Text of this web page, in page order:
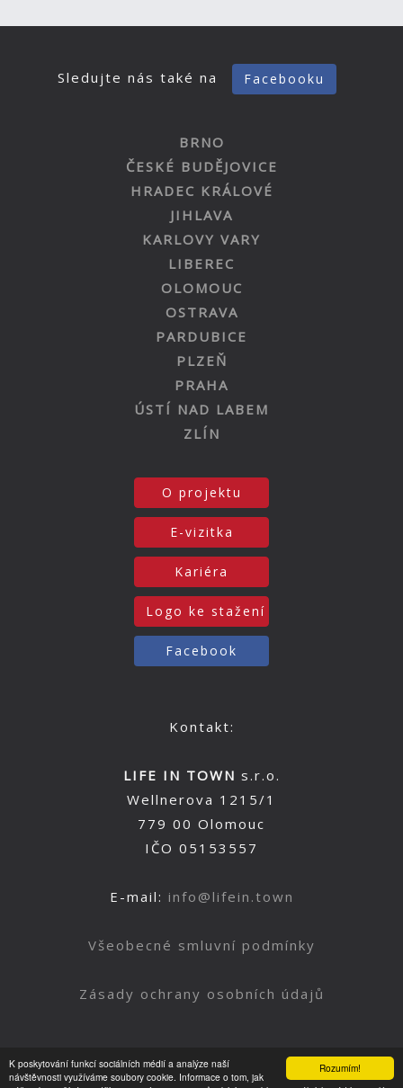
Rozumím!
K poskytování funkcí sociálních médií a analýze naší
návštěvnosti využíváme soubory cookie. Informace o tom, jak
Sledujte nás také na Facebooku
BRNO
ČESKÉ BUDĚJOVICE
HRADEC KRÁLOVÉ
JIHLAVA
KARLOVY VARY
LIBEREC
OLOMOUC
OSTRAVA
PARDUBICE
PLZEŇ
PRAHA
ÚSTÍ NAD LABEM
ZLÍN
O projektu
E-vizitka
Kariéra
Logo ke stažení
Facebook
Kontakt:
LIFE IN TOWN s.r.o.
Wellnerova 1215/1
779 00 Olomouc
IČO 05153557
E-mail: info@lifein.town
Všeobecné smluvní podmínky
Zásady ochrany osobních údajů
Nahoru